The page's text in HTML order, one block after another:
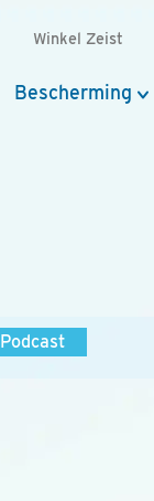
Winkel Zeist
Bescherming
Podcast